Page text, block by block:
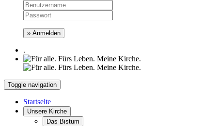
» Anmelden
.
Toggle navigation
Startseite
Unsere Kirche
Das Bistum